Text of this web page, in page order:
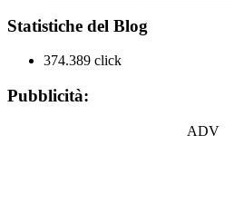
Statistiche del Blog
374.389 click
Pubblicità:
ADV